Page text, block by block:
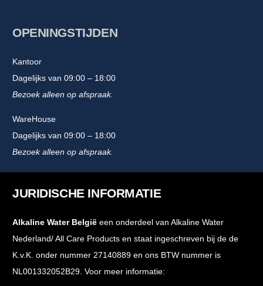
OPENINGSTIJDEN
Kantoor
Dagelijks van 09:00 – 18:00
Bezoek alleen op afspraak.
WareHouse
Dagelijks van 09:00 – 18:00
Bezoek alleen op afspraak.
JURIDISCHE INFORMATIE
Alkaline Water België een onderdeel van Alkaline Water
Nederland/ All Care Products en staat ingeschreven bij de de
K.v.K. onder nummer 27140889 en ons BTW nummer is
NL001332052B29. Voor meer informatie: